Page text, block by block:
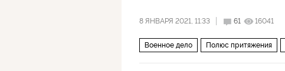
8 ЯНВАРЯ 2021, 11:33 61 16041
Военное дело Полюс притяжения